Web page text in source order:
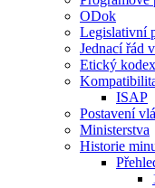
ODok
Legislativní
Jednací řád
Etický kodex
ISAP
Postavení
Ministerstva
Historie